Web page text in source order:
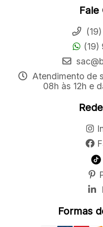
Fale
(19)
Atendimento de
08h às 12h e
Formas